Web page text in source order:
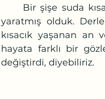
yaratmış olduk.
kısacık yaşanan an
hayata farklı bir
değiştirdi, diyebiliriz.